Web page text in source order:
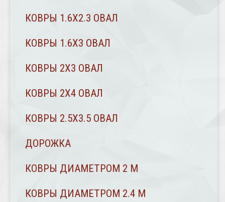
КОВРЫ 1.6Х2.3 ОВАЛ
КОВРЫ 1.6Х3 ОВАЛ
КОВРЫ 2X3 ОВАЛ
КОВРЫ 2Х4 ОВАЛ
КОВРЫ 2.5Х3.5 ОВАЛ
ДОРОЖКА
КОВРЫ ДИАМЕТРОМ 2 М
КОВРЫ ДИАМЕТРОМ 2.4 M